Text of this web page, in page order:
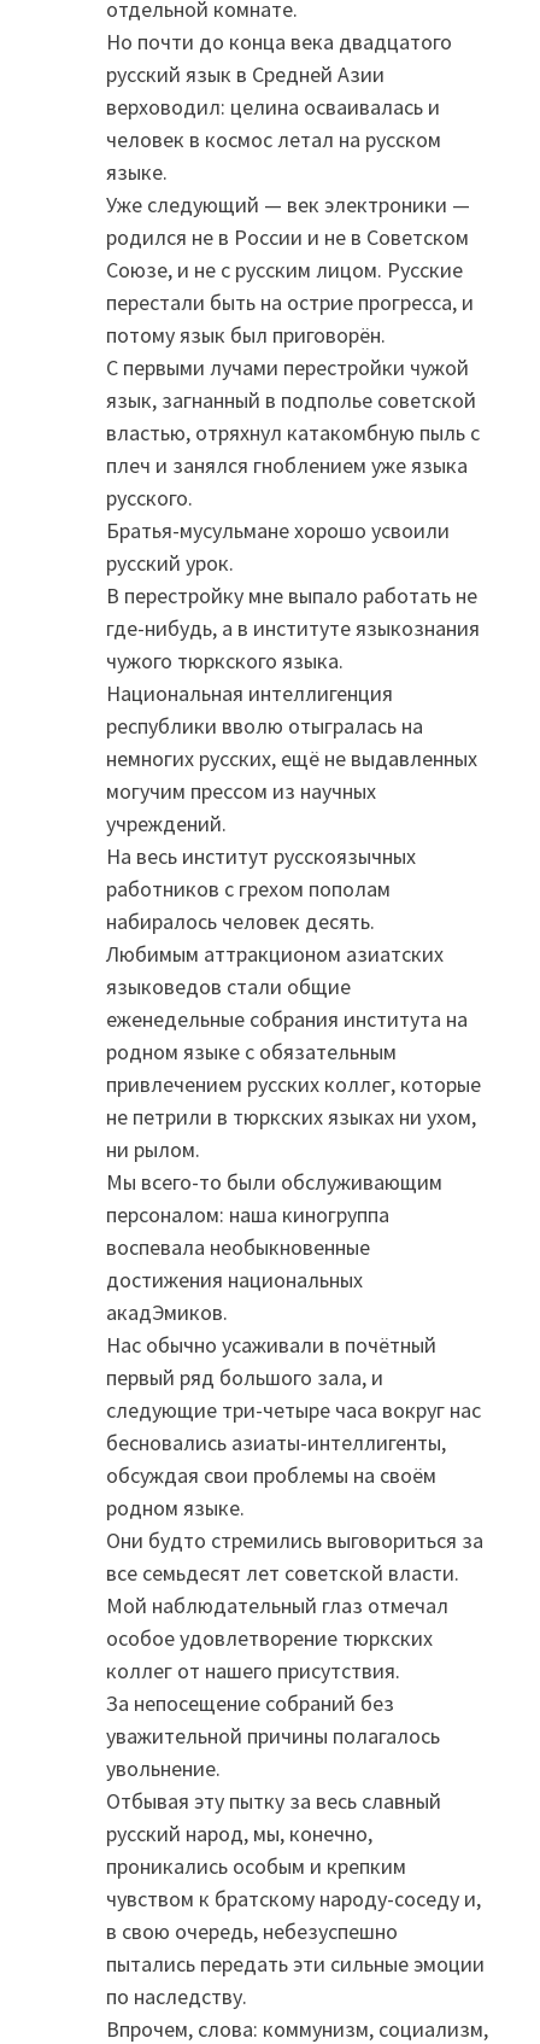
отдельной комнате.
Но почти до конца века двадцатого
русский язык в Средней Азии
верховодил: целина осваивалась и
человек в космос летал на русском
языке.
Уже следующий — век электроники —
родился не в России и не в Советском
Союзе, и не с русским лицом. Русские
перестали быть на острие прогресса, и
потому язык был приговорён.
С первыми лучами перестройки чужой
язык, загнанный в подполье советской
властью, отряхнул катакомбную пыль с
плеч и занялся гноблением уже языка
русского.
Братья-мусульмане хорошо усвоили
русский урок.
В перестройку мне выпало работать не
где-нибудь, а в институте языкознания
чужого тюркского языка.
Национальная интеллигенция
республики вволю отыгралась на
немногих русских, ещё не выдавленных
могучим прессом из научных
учреждений.
На весь институт русскоязычных
работников с грехом пополам
набиралось человек десять.
Любимым аттракционом азиатских
языковедов стали общие
еженедельные собрания института на
родном языке с обязательным
привлечением русских коллег, которые
не петрили в тюркских языках ни ухом,
ни рылом.
Мы всего-то были обслуживающим
персоналом: наша киногруппа
воспевала необыкновенные
достижения национальных
акадЭмиков.
Нас обычно усаживали в почётный
первый ряд большого зала, и
следующие три-четыре часа вокруг нас
бесновались азиаты-интеллигенты,
обсуждая свои проблемы на своём
родном языке.
Они будто стремились выговориться за
все семьдесят лет советской власти.
Мой наблюдательный глаз отмечал
особое удовлетворение тюркских
коллег от нашего присутствия.
За непосещение собраний без
уважительной причины полагалось
увольнение.
Отбывая эту пытку за весь славный
русский народ, мы, конечно,
проникались особым и крепким
чувством к братскому народу-соседу и,
в свою очередь, небезуспешно
пытались передать эти сильные эмоции
по наследству.
Впрочем, слова: коммунизм, социализм,